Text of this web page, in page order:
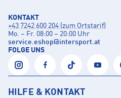
KONTAKT
+43 7242 600 204 (zum Ortstarif)
Mo. – Fr. 08:00 – 20:00 Uhr
service.eshop@intersport.at
FOLGE UNS
HILFE & KONTAKT